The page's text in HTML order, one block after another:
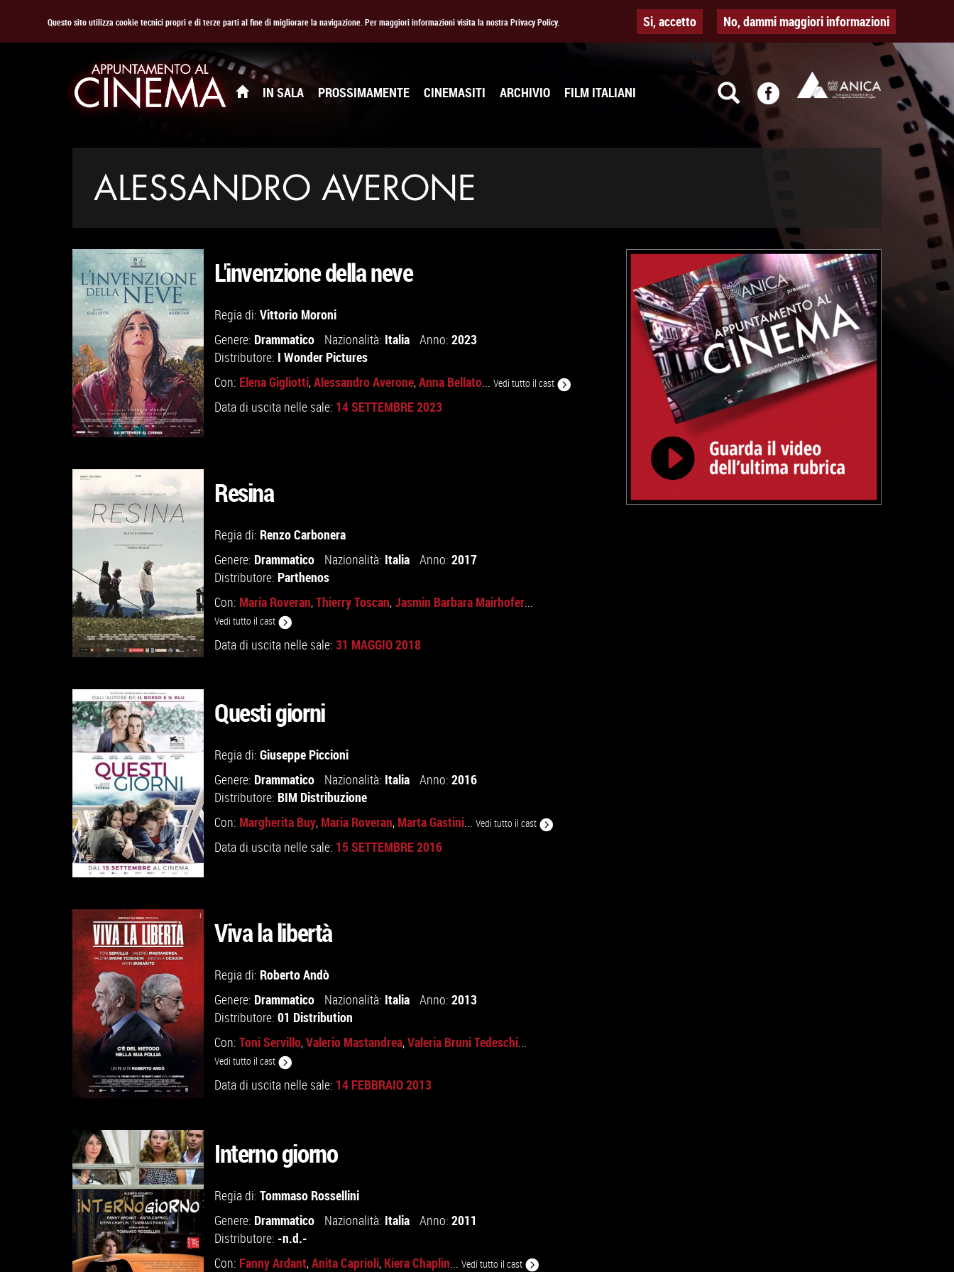
Questo sito utilizza cookie tecnici propri e di terze parti al fine di migliorare la navigazione. Per maggiori informazioni visita la nostra Privacy Policy. Si, accetto No, dammi maggiori informazioni
IN SALA PROSSIMAMENTE CINEMASITI ARCHIVIO FILM ITALIANI
ALESSANDRO AVERONE
GUARDA IL TRAILER
VAI ALLA SCHEDA
L'invenzione della neve
Regia di: Vittorio Moroni
Genere: Drammatico Nazionalità: Italia Anno: 2023
Distributore: I Wonder Pictures
Con: Elena Gigliotti,Alessandro Averone,Anna Bellato... Vedi tutto il cast
Data di uscita nelle sale: 14 SETTEMBRE 2023
GUARDA IL TRAILER
VAI ALLA SCHEDA
Resina
Regia di: Renzo Carbonera
Genere: Drammatico Nazionalità: Italia Anno: 2017
Distributore: Parthenos
Con: Maria Roveran,Thierry Toscan,Jasmin Barbara Mairhofer...
Vedi tutto il cast
Data di uscita nelle sale: 31 MAGGIO 2018
GUARDA IL TRAILER
VAI ALLA SCHEDA
Questi giorni
Regia di: Giuseppe Piccioni
Genere: Drammatico Nazionalità: Italia Anno: 2016
Distributore: BIM Distribuzione
Con: Margherita Buy, Maria Roveran, Marta Gastini... Vedi tutto il cast
Data di uscita nelle sale: 15 SETTEMBRE 2016
VAI ALLA SCHEDA
Viva la libertà
Regia di: Roberto Andò
Genere: Drammatico Nazionalità: Italia Anno: 2013
Distributore: 01 Distribution
Con: Toni Servillo,Valerio Mastandrea,Valeria Bruni Tedeschi...
Vedi tutto il cast
Data di uscita nelle sale: 14 FEBBRAIO 2013
Interno giorno
Regia di: Tommaso Rossellini
Genere: Drammatico Nazionalità: Italia Anno: 2011
Distributore: -n.d.-
Con: Fanny Ardant,Anita Caprioli, Kiera Chaplin... Vedi tutto il cast